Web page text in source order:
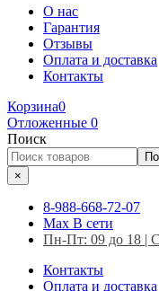
О нас
Гарантия
Отзывы
Оплата и доставка
Контакты
Корзина0
Отложенные 0
Поиск
×
8-988-668-72-07
Max В сети
Пн-Пт: 09 до 18 |
Контакты
Оплата и доставка